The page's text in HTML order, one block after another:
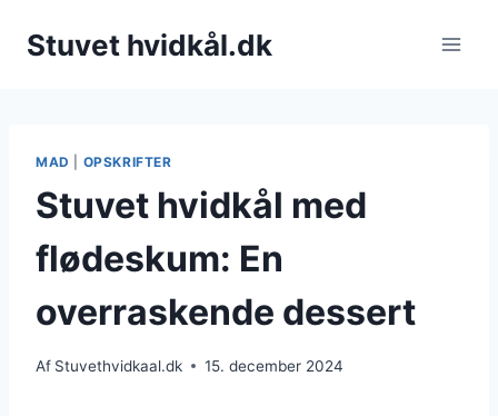
Stuvet hvidkål.dk
MAD OPSKRIFTER
Stuvet hvidkål med
flødeskum: En
overraskende dessert
Af Stuvethvidkaal.dk 15. december 2024